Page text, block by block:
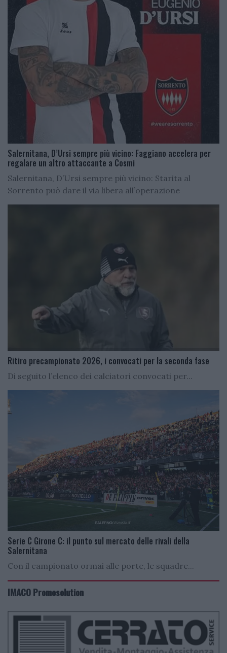
Salernitana, D’Ursi sempre più vicino: Faggiano accelera per
regalare un altro attaccante a Cosmi
Salernitana, D’Ursi sempre più vicino: Starita al
Sorrento può dare il via libera all’operazione
Ritiro precampionato 2026, i convocati per la seconda fase
Di seguito l’elenco dei calciatori convocati per...
Serie C Girone C: il punto sul mercato delle rivali della
Salernitana
Con il campionato ormai alle porte, le squadre...
IMACO Promosolution